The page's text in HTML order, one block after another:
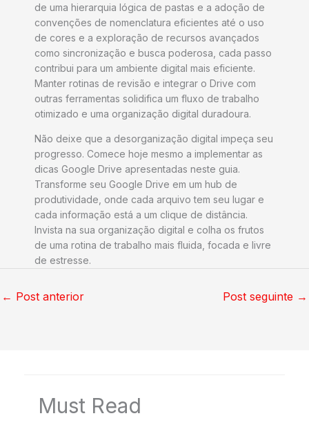
de uma hierarquia lógica de pastas e a adoção de
convenções de nomenclatura eficientes até o uso
de cores e a exploração de recursos avançados
como sincronização e busca poderosa, cada passo
contribui para um ambiente digital mais eficiente.
Manter rotinas de revisão e integrar o Drive com
outras ferramentas solidifica um fluxo de trabalho
otimizado e uma organização digital duradoura.
Não deixe que a desorganização digital impeça seu
progresso. Comece hoje mesmo a implementar as
dicas Google Drive apresentadas neste guia.
Transforme seu Google Drive em um hub de
produtividade, onde cada arquivo tem seu lugar e
cada informação está a um clique de distância.
Invista na sua organização digital e colha os frutos
de uma rotina de trabalho mais fluida, focada e livre
de estresse.
← Post anterior Post seguinte →
Must Read